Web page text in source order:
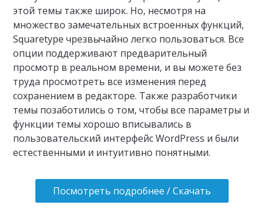
этой темы также широк. Но, несмотря на
множество замечательных встроенных функций,
Squaretype чрезвычайно легко пользоваться. Все
опции поддерживают предварительный
просмотр в реальном времени, и вы можете без
труда просмотреть все изменения перед
сохранением в редакторе. Также разработчики
темы позаботились о том, чтобы все параметры и
функции темы хорошо вписывались в
пользовательский интерфейс WordPress и были
естественными и интуитивно понятными.
Посмотреть подробнее / Скачать